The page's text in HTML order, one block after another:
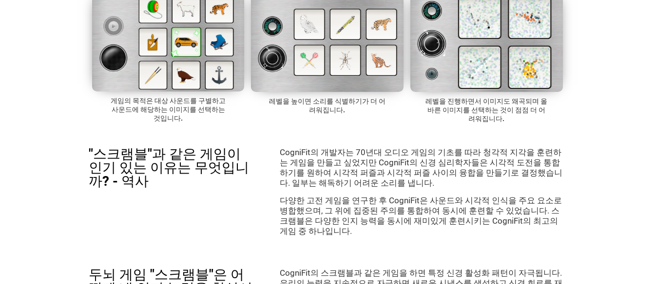
게임의 목적은 대상 사운드를 구별하고
사운드에 해당하는 이미지를 선택하는
것입니다.
레벨을 높이면 소리를 식별하기가 더 어
려워집니다.
레벨을 진행하면서 이미지도 왜곡되며 올
바른 이미지를 선택하는 것이 점점 더 어
려워집니다.
"스크램블"과 같은 게임이
인기 있는 이유는 무엇입니
까? - 역사
CogniFit의 개발자는 70년대 오디오 게임의 기초를 따라 청각적 지각을 훈련하
는 게임을 만들고 싶었지만 CogniFit의 신경 심리학자들은 시각적 도전을 통합
하기를 원하여 시각적 퍼즐과 시각적 퍼즐 사이의 융합을 만들기로 결정했습니
다. 일부는 해독하기 어려운 소리를 냅니다.
다양한 고전 게임을 연구한 후 CogniFit은 사운드와 시각적 인식을 주요 요소로
병합했으며, 그 위에 집중된 주의를 통합하여 동시에 훈련할 수 있었습니다. 스
크램블은 다양한 인지 능력을 동시에 재미있게 훈련시키는 CogniFit의 최고의
게임 중 하나입니다.
두뇌 게임 "스크램블"은 어
CogniFit의 스크램블과 같은 게임을 하면 특정 신경 활성화 패턴이 자극됩니다.